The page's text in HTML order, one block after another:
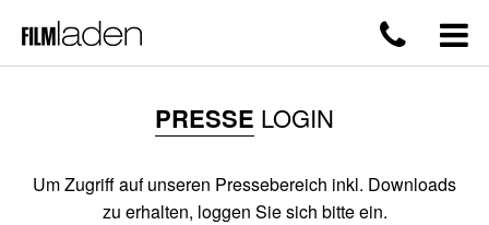
PRESSE LOGIN
Um Zugriff auf unseren Pressebereich inkl. Downloads
zu erhalten, loggen Sie sich bitte ein.